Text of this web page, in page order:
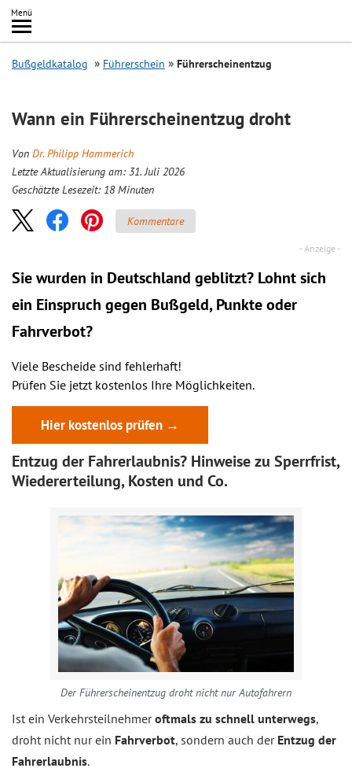
Inhalt
springen
Menü
Search
Bußgeldkatalog Führerschein Führerscheinentzug
Wann ein Führerscheinentzug droht
Von Dr. Philipp Hammerich
Letzte Aktualisierung am: 31. Juli 2026
Geschätzte Lesezeit: 18 Minuten
Kommentare
Sie wurden in Deutschland geblitzt? Lohnt sich
ein Einspruch gegen Bußgeld, Punkte oder
Fahrverbot?
Viele Bescheide sind fehlerhaft!
Prüfen Sie jetzt kostenlos Ihre Möglichkeiten.
Hier kostenlos prüfen →
Entzug der Fahrerlaubnis? Hinweise zu Sperrfrist,
Wiedererteilung, Kosten und Co.
Der Führerscheinentzug droht nicht nur Autofahrern
Ist ein Verkehrsteilnehmeroftmals zu schnell unterwegs,
droht nicht nur ein Fahrverbot, sondern auch der Entzug der
Fahrerlaubnis.